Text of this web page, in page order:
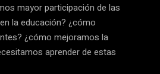
mayor participación de las
la educación? ¿cómo
¿cómo mejoramos la
aprender de estas